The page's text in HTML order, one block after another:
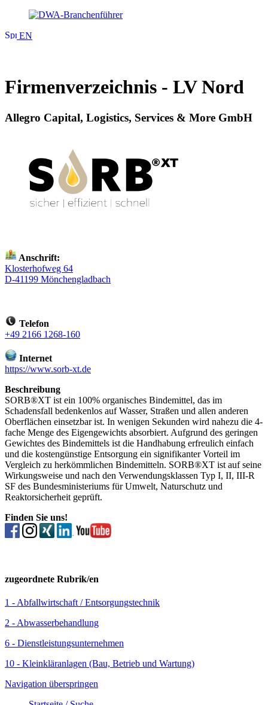
EN
Firmenverzeichnis - LV Nord
Allegro Capital, Logistics, Services & More GmbH
Anschrift:
Klosterhofweg 64
D-41199 Mönchengladbach
Telefon
+49 2166 1268-160
Internet
https://www.sorb-xt.de
Beschreibung
SORB®XT ist ein 100% organisches Bindemittel, das im
Schadensfall bedenkenlos auf Wasser, Straßen und allen anderen
Oberflächen einsetzbar ist. In wenigen Sekunden wird nahezu die 4-
fache Menge des Eigengewichts absorbiert. Aufgrund des geringen
Gewichtes des Bindemittels ist die Handhabung erfreulich einfach
und die kostengünstige Entsorgung ein signifikanter Vorteil im
Vergleich zu herkömmlichen Bindemitteln. SORB®XT ist auf seine
Wirkungsweise und nach den Verwendungsklassen Typ I, II, III-R
SF des Bundesministeriums für Umwelt, Naturschutz und
Reaktorsicherheit geprüft.
Finden Sie uns!
zugeordnete Rubrik/en
1 - Abfallwirtschaft / Entsorgungstechnik
2 - Abwasserbehandlung
6 - Dienstleistungsunternehmen
10 - Kleinkläranlagen (Bau, Betrieb und Wartung)
Navigation überspringen